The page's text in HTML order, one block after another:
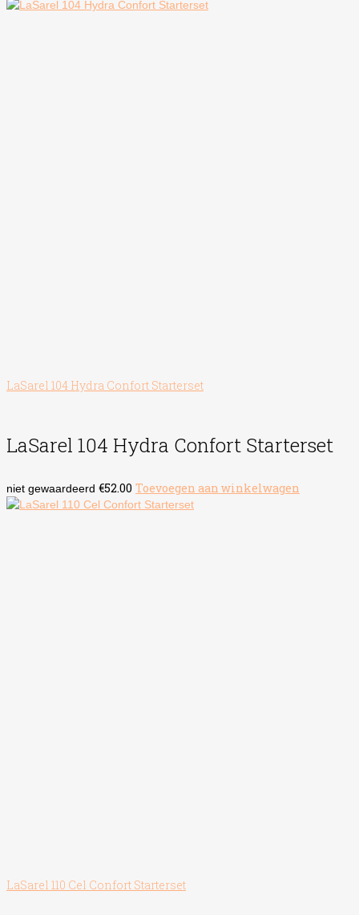
LaSarel 104 Hydra Confort Starterset
LaSarel 104 Hydra Confort Starterset
niet gewaardeerd €52.00 Toevoegen aan winkelwagen
LaSarel 110 Cel Confort Starterset